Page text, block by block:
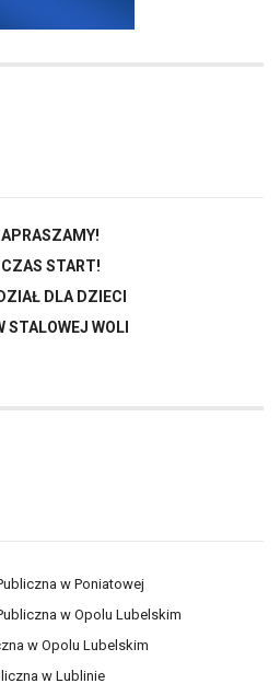
START!
DLA DZIECI
WOLI
w Poniatowej
w Opolu Lubelskim
w Opolu Lubelskim
w Lublinie